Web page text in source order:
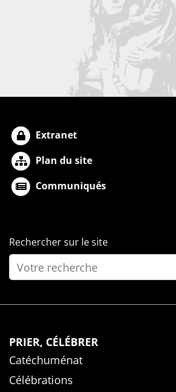
Extranet
Plan du site
Communiqués
Rechercher sur le site
PRIER, CÉLÉBRER
Catéchuménat
Célébrations